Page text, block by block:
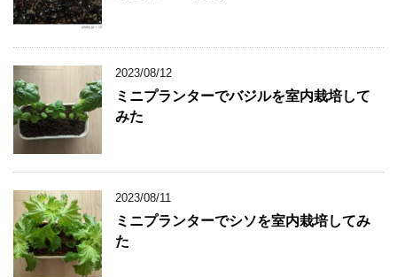
2023/08/12
ミニプランターでバジルを室内栽培して
みた
2023/08/11
ミニプランターでシソを室内栽培してみ
た